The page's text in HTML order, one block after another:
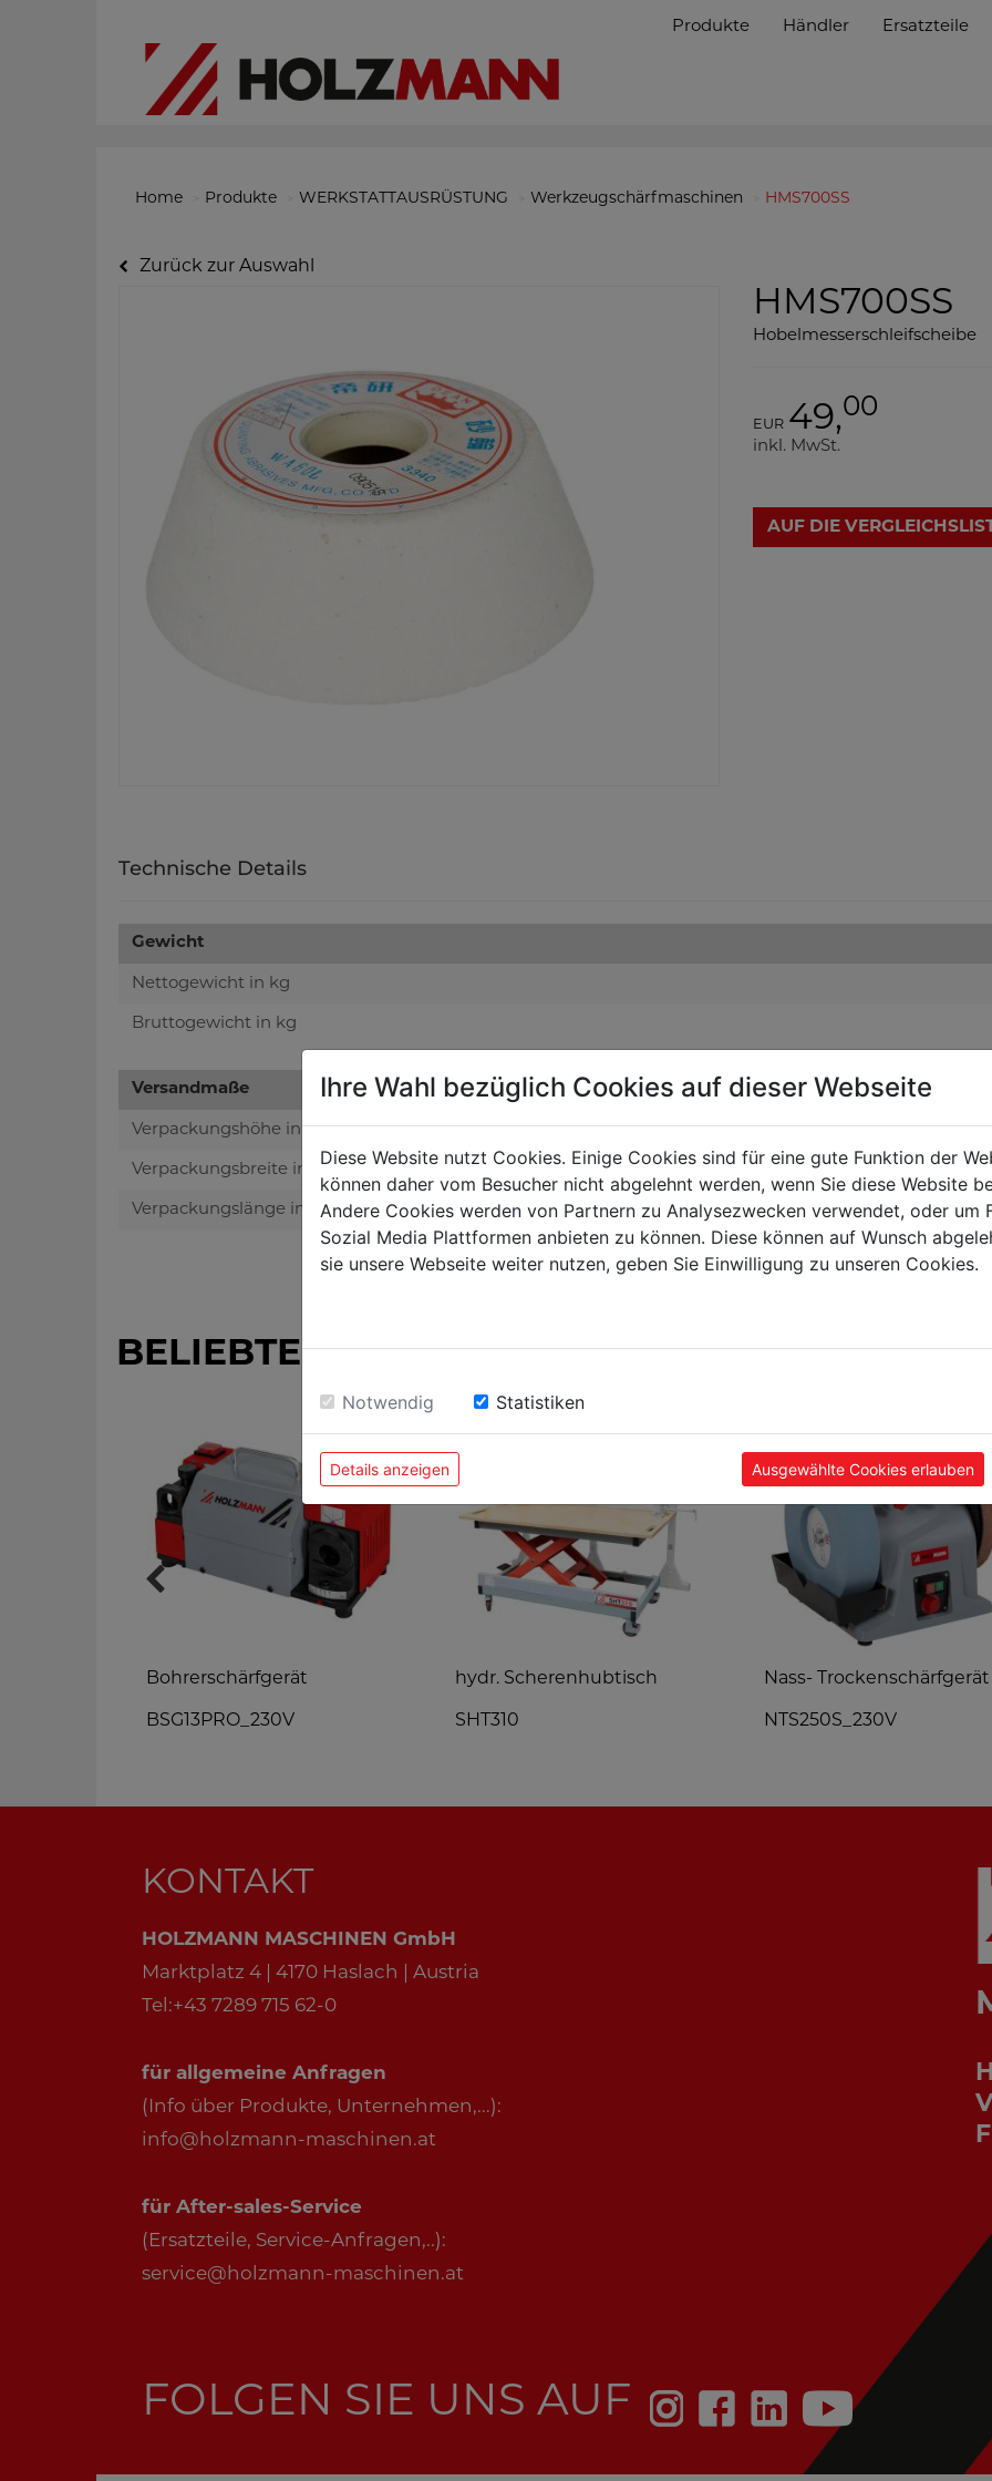
Produkte Händler Ersatzteile
Home Produkte WERKSTATTAUSRÜSTUNG Werkzeugschärfmaschinen HMS700SS
Zurück zur Auswahl
HMS700SS
Hobelmesserschleifscheibe
EUR 49,00
inkl. MwSt.
AUF DIE
Technische Details
Gewicht
Nettogewicht in kg
Bruttogewicht in kg
Versandmaße
Verpackungshöhe in mm
Verpackungsbreite in mm
Verpackungslänge in mm
BELIEBTE PRODUKTE
Bohrerschärfgerät
BSG13PRO_230V
hydr. Scherenhubtisch
SHT310
Nass- Trockenschärfgerät
NTS250S_230V
KONTAKT
HOLZMANN MASCHINEN GmbH
Marktplatz 4 | 4170 Haslach | Austria
Tel:+43 7289 715 62-0
für allgemeine Anfragen
(Info über Produkte, Unternehmen,...):
info@holzmann-maschinen.at
für After-sales-Service
(Ersatzteile, Service-Anfragen,..):
service@holzmann-maschinen.at
FOLGEN SIE UNS AUF
Ihre Wahl bezüglich Cookies auf dieser Webseite
Diese Website nutzt Cookies. Einige Cookies sind für eine gute Funktion der
können daher vom Besucher nicht abgelehnt werden, wenn Sie diese Website
Andere Cookies werden von Partnern zu Analysezwecken verwendet, oder um
Sozial Media Plattformen anbieten zu können. Diese können auf Wunsch
sie unsere Webseite weiter nutzen, geben Sie Einwilligung zu unseren Cookies.
Notwendig Statistiken
Details anzeigen Ausgewählte Cookies erlauben